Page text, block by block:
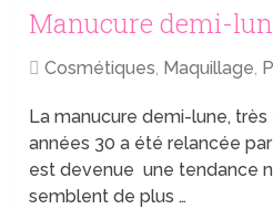
Manucure demi-
Cosmétiques, Maquillage,
La manucure demi-lune,
années 30 a été relancée
est devenue une tendance
semblent de plus …